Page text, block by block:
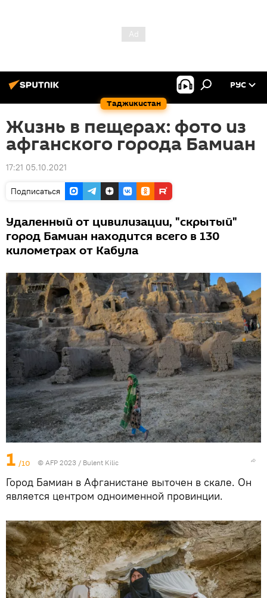
Таджикистан
РУС
Жизнь в пещерах: фото из
афганского города Бамиан
17:21 05.10.2021
Подписаться
Удаленный от цивилизации, "скрытый"
город Бамиан находится всего в 130
километрах от Кабула
1 /10 © AFP 2023 / Bulent Kilic
Город Бамиан в Афганистане выточен в скале. Он
является центром одноименной провинции.